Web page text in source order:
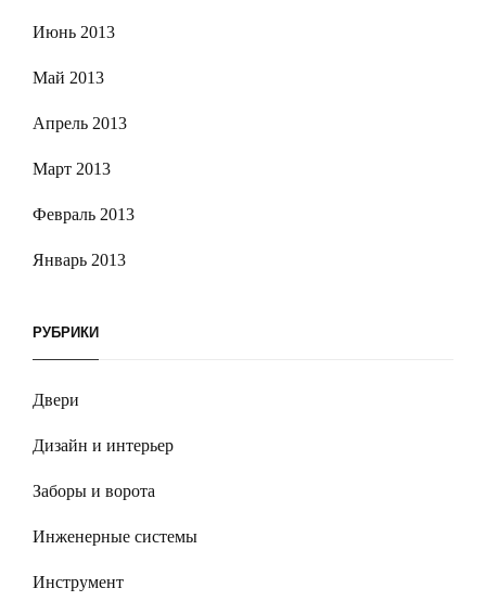
Июнь 2013
Май 2013
Апрель 2013
Март 2013
Февраль 2013
Январь 2013
РУБРИКИ
Двери
Дизайн и интерьер
Заборы и ворота
Инженерные системы
Инструмент